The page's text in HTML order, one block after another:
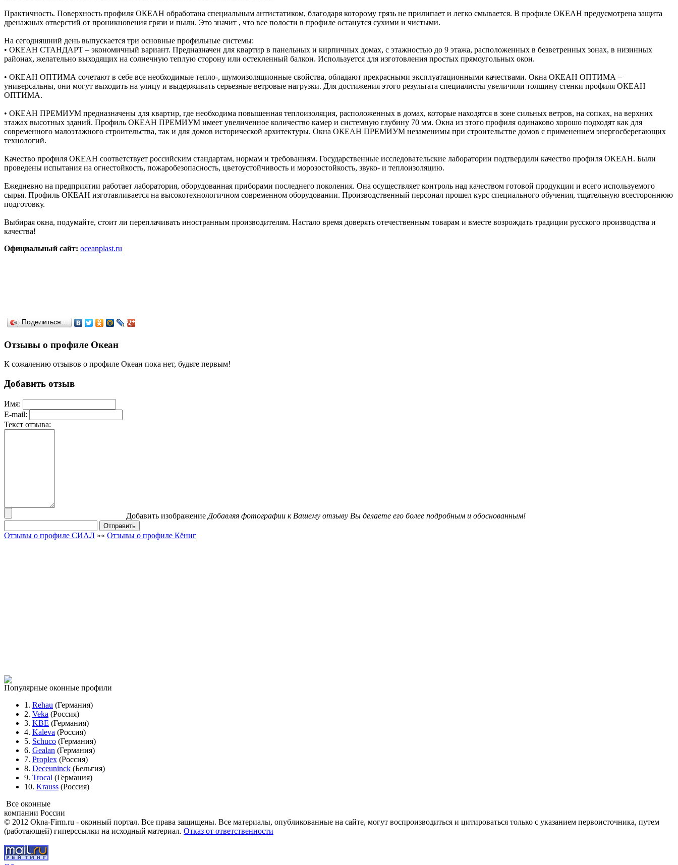
Практичность. Поверхность профиля ОКЕАН обработана специальным антистатиком, благодаря которому грязь не прилипает и легко смывается. В профиле ОКЕАН предусмотрена защита
дренажных отверстий от проникновения грязи и пыли. Это значит , что все полости в профиле останутся сухими и чистыми.
На сегодняшний день выпускается три основные профильные системы:
• ОКЕАН СТАНДАРТ – экономичный вариант. Предназначен для квартир в панельных и кирпичных домах, с этажностью до 9 этажа, расположенных в безветренных зонах, в низинных
районах, желательно выходящих на солнечную теплую сторону или остекленный балкон. Используется для изготовления простых прямоугольных окон.
• ОКЕАН ОПТИМА сочетают в себе все необходимые тепло-, шумоизоляционные свойства, обладают прекрасными эксплуатационными качествами. Окна ОКЕАН ОПТИМА –
универсальны, они могут выходить на улицу и выдерживать серьезные ветровые нагрузки. Для достижения этого результата специалисты увеличили толщину стенки профиля ОКЕАН
ОПТИМА.
• ОКЕАН ПРЕМИУМ предназначены для квартир, где необходима повышенная теплоизоляция, расположенных в домах, которые находятся в зоне сильных ветров, на сопках, на верхних
этажах высотных зданий. Профиль ОКЕАН ПРЕМИУМ имеет увеличенное количество камер и системную глубину 70 мм. Окна из этого профиля одинаково хорошо подходят как для
современного малоэтажного строительства, так и для домов исторической архитектуры. Окна ОКЕАН ПРЕМИУМ незаменимы при строительстве домов с применением энергосберегающих
технологий.
Качество профиля ОКЕАН соответствует российским стандартам, нормам и требованиям. Государственные исследовательские лаборатории подтвердили качество профиля ОКЕАН. Были
проведены испытания на огнестойкость, пожаробезопасность, цветоустойчивость и морозостойкость, звуко- и теплоизоляцию.
Ежедневно на предприятии работает лаборатория, оборудованная приборами последнего поколения. Она осуществляет контроль над качеством готовой продукции и всего используемого
сырья. Профиль ОКЕАН изготавливается на высокотехнологичном современном оборудовании. Производственный персонал прошел курс специального обучения, тщательную всестороннюю
подготовку.
Выбирая окна, подумайте, стоит ли переплачивать иностранным производителям. Настало время доверять отечественным товарам и вместе возрождать традиции русского производства и
качества!
Официальный сайт: oceanplast.ru
Поделиться…
Отзывы о профиле Океан
К сожалению отзывов о профиле Океан пока нет, будьте первым!
Добавить отзыв
Имя:
E-mail:
Текст отзыва:
Добавить изображение Добавляя фотографии к Вашему отзыву Вы делаете его более подробным и обоснованным!
Отзывы о профиле СИАЛ »« Отзывы о профиле Кёниг
Популярные оконные профили
1. Rehau (Германия)
2. Veka (Россия)
3. KBE (Германия)
4. Kaleva (Россия)
5. Schuco (Германия)
6. Gealan (Германия)
7. Proplex (Россия)
8. Deceuninck (Бельгия)
9. Trocal (Германия)
10. Krauss (Россия)
Все оконные
компании России
© 2012 Okna-Firm.ru - оконный портал. Все права защищены. Все материалы, опубликованные на сайте, могут воспроизводиться и цитироваться только с указанием первоисточника, путем
(работающей) гиперссылки на исходный материал. Отказ от ответственности